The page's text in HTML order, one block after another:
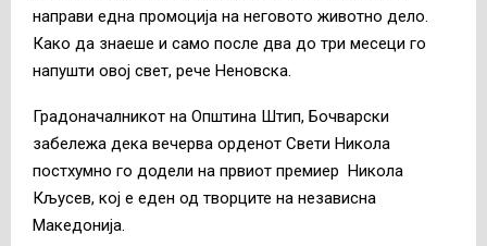
направи една промоција на неговото животно дело.
Како да знаеше и само после два до три месеци го
напушти овој свет, рече Неновска.
Градоначалникот на Општина Штип, Бочварски
забележа дека вечерва орденот Свети Никола
постхумно го додели на првиот премиер Никола
Кљусев, кој е еден од творците на независна
Македонија.